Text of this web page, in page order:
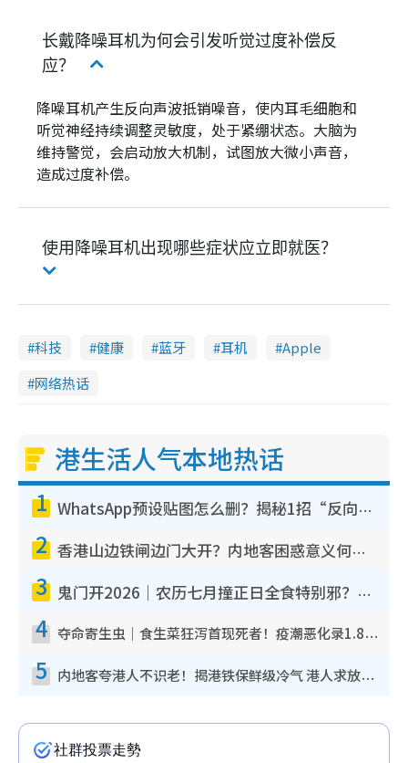
长戴降噪耳机为何会引发听觉过度补偿反
应？
降噪耳机产生反向声波抵销噪音，使内耳毛细胞和
听觉神经持续调整灵敏度，处于紧绷状态。大脑为
维持警觉，会启动放大机制，试图放大微小声音，
造成过度补偿。
使用降噪耳机出现哪些症状应立即就医？
科技 健康 蓝牙 耳机
Apple
网络热话
港生活人气本地热话
1 WhatsApp预设贴图怎么删？揭秘1招“反向操作”还原简洁界面 附3步实测教程
2 香港山边铁闸边门大开？内地客困惑意义何在！网友神回复：这种叫法理性防御
3 鬼门开2026｜农历七月撞正日全食特别邪？专家警告切忌做一事！揭4大禁忌+2招保平安
4 夺命寄生虫｜食生菜狂泻首现死者！疫潮恶化录1.8万宗病例 揭洗菜3大谬误
5 内地客夸港人不识老！揭港铁保鲜级冷气 港人求放过：别投诉